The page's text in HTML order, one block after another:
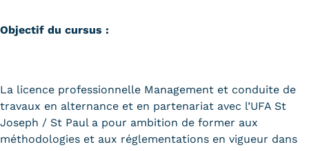
Règlement intérieur
Modalités d'inscription
Tarifs
Objectif du cursus :
La licence professionnelle Management et conduite de
travaux en alternance et en partenariat avec l’UFA St
Joseph / St Paul a pour ambition de former aux
méthodologies et aux réglementations en vigueur dans